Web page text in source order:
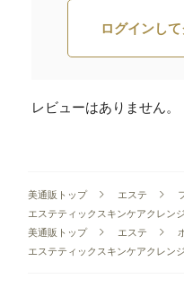
ログインし
レビューはありません。
美通販トップ エステ
エステティックスキンケアクレン
美通販トップ
エステ
エステティックスキンケアクレン